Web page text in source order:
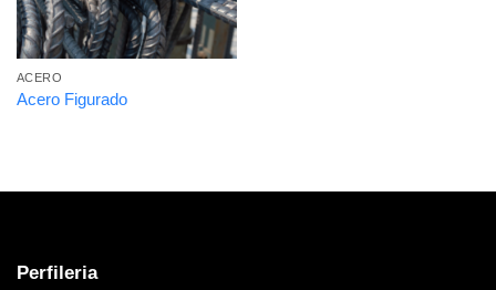
ACERO
Acero Figurado
Perfileria